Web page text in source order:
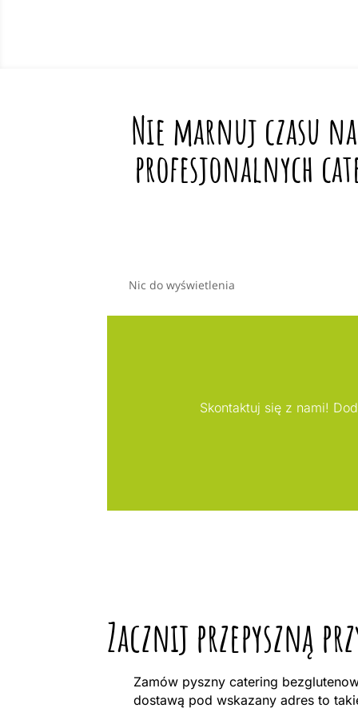
Nie marnuj czasu
profesjonalnych
Nic do wyświetlenia
Skontaktuj się z nami!
Zacznij przepyszną
Zamów pyszny catering
dostawą pod wskazany adres to